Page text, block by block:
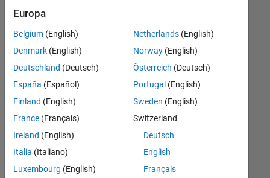
Ihren
Suchkriterien
entsprechen.
können
die
Suchkriterien
weiter
fassen
oder
alle
Stellenangebote
anzeigen .
Europa
Belgium (English)
Denmark (English)
Deutschland (Deutsch)
España (Español)
Finland (English)
France (Français)
Ireland (English)
Italia (Italiano)
Luxembourg (English)
Netherlands(English)
Norway(English)
Österreich (Deutsch)
Portugal (English)
Sweden (English)
Switzerland
Deutsch
English
Français